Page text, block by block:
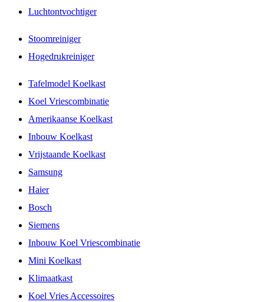
Luchtontvochtiger
Stoomreiniger
Hogedrukreiniger
Tafelmodel Koelkast
Koel Vriescombinatie
Amerikaanse Koelkast
Inbouw Koelkast
Vrijstaande Koelkast
Samsung
Haier
Bosch
Siemens
Inbouw Koel Vriescombinatie
Mini Koelkast
Klimaatkast
Koel Vries Accessoires